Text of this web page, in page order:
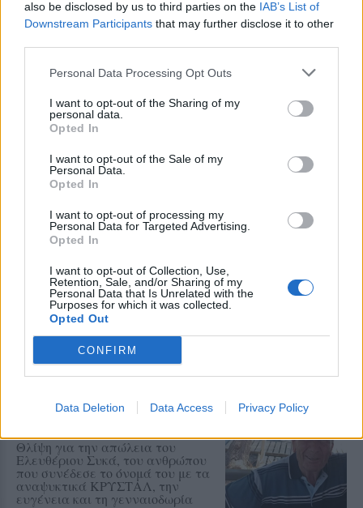
also be disclosed by us to third parties on the IAB’s List of
Downstream Participants that may further disclose it to other
Personal Data Processing Opt Outs
I want to opt-out of the Sharing of my
personal data.
Opted In
I want to opt-out of the Sale of my
Personal Data.
Opted In
I want to opt-out of processing my
Personal Data for Targeted Advertising.
Opted In
I want to opt-out of Collection, Use,
Retention, Sale, and/or Sharing of my
Personal Data that Is Unrelated with the
Purposes for which it was collected.
Opted Out
CONFIRM
Data Deletion Data Access Privacy Policy
Η Έκθεση Παιδικής Ζωγραφικής
του Αναγνωστηρίου «Η
από τις 10 έως τις 16 Αυγούστου με
ελεύθερη είσοδο
Το Ίππειος μοσχοβολά σύκο από
νωρίς φέτος
τα δέντρα είναι φορτωμένα και η
πλούσια παραγωγή αναδεικνύει
ξανά ένα προϊόν δεμένο με την
γεύσεις του χωριού
Βόλτα στην Κουρνέλα!
Ένας από τους αγαπημένους
προορισμούς για τους λάτρεις της
φύσης και για όσους θέλουν να
γνωρίσουν το νησί από
περιπατητικές διαδρομές
Έσβησε ένα ξεχωριστό κομμάτι
Θλίψη για την απώλεια του
Ελευθέριου Συκά, του ανθρώπου
που συνέδεσε το όνομά του με τα
αναψυκτικά ΚΡΥΣΤΑΛ, την
ευγένεια και τη γενναιοδωρία